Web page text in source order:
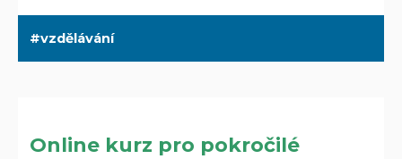
vzdělávání
Online kurz pro pokročilé